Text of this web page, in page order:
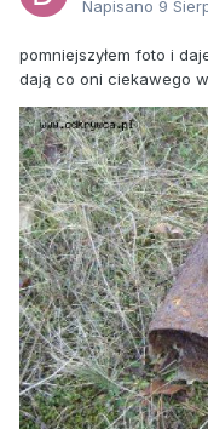
Napisano 9
pomniejszyłem foto i
dają co oni ciekawego